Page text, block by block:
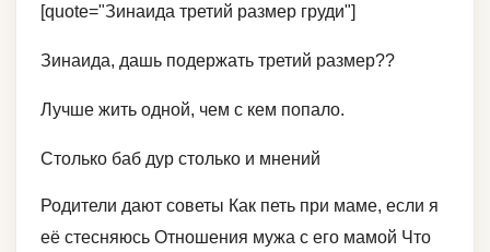
[quote="Зинаида третий размер груди"]
Зинаида, дашь подержать третий размер??
Лучше жить одной, чем с кем попало.
Столько баб дур столько и мнений
Родители дают советы Как петь при маме, если я
её стесняюсь Отношения мужа с его мамой Что